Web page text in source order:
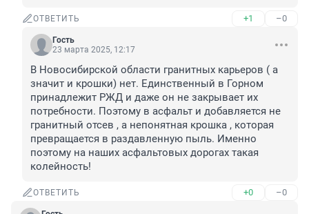
ОТВЕТИТЬ +1 –0
Гость
23 марта 2025, 12:17
В Новосибирской области гранитных карьеров ( а
значит и крошки) нет. Единственный в Горном
принадлежит РЖД и даже он не закрывает их
потребности. Поэтому в асфальт и добавляется не
гранитный отсев , а непонятная крошка , которая
превращается в раздавленную пыль. Именно
поэтому на наших асфальтовых дорогах такая
колейность!
ОТВЕТИТЬ +0 –0